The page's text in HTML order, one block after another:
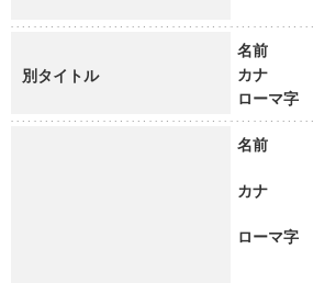
別タイトル
名前
カナ
ローマ字
名前
カナ
ローマ字